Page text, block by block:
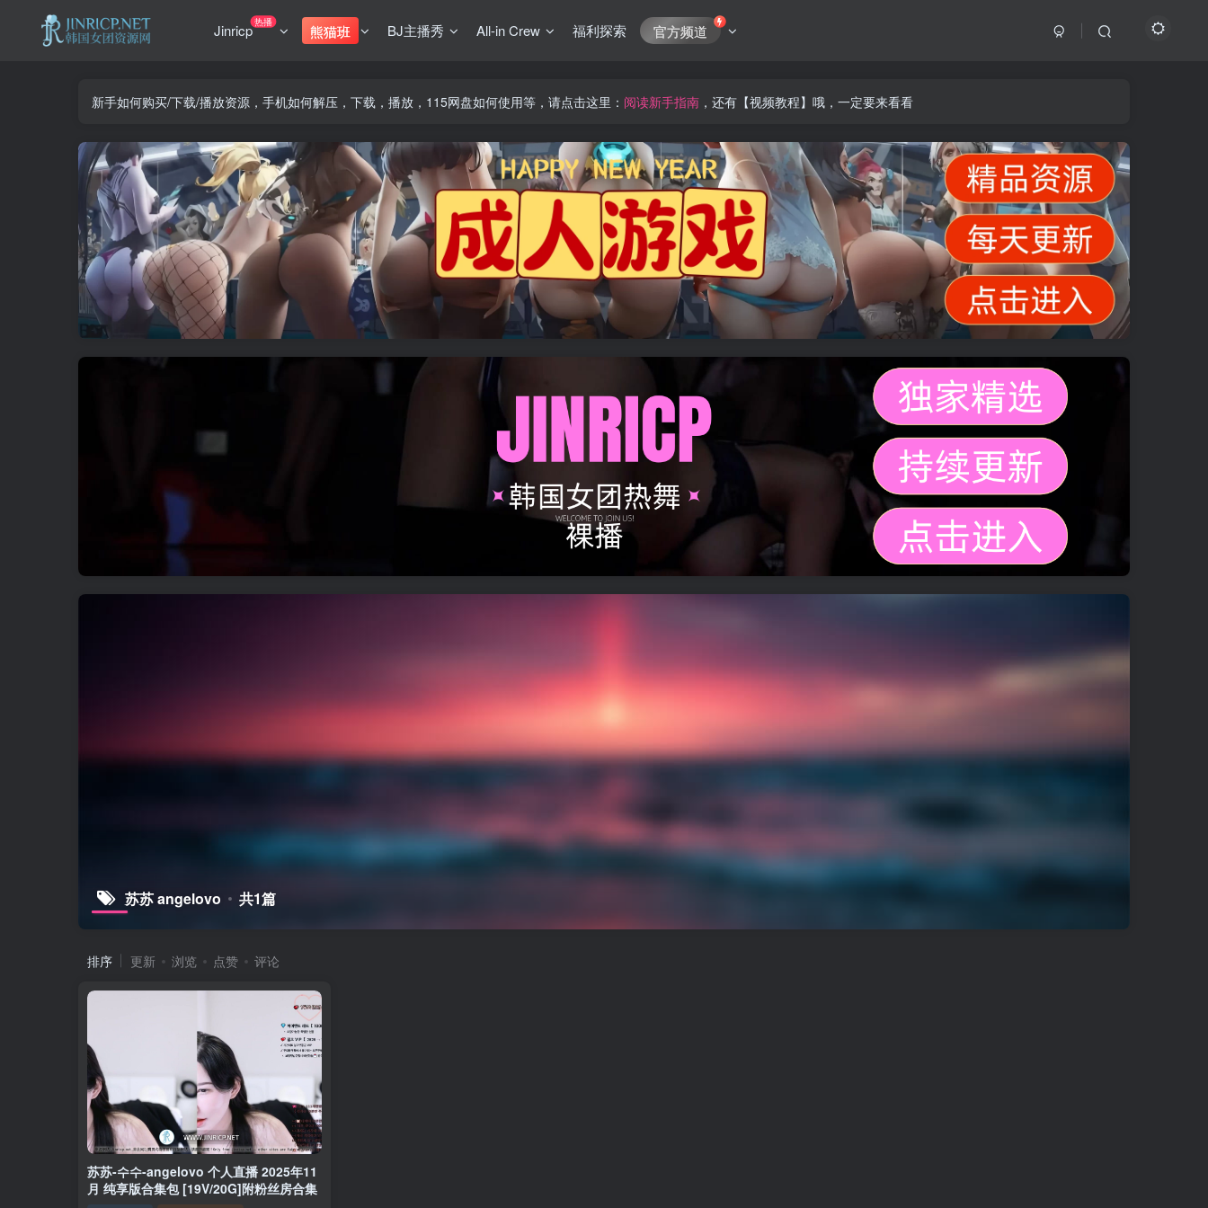
Jinricp热播
熊猫班 BJ主播秀 All-in Crew 福利探索 官方频道
新手如何购买/下载/播放资源，手机如何解压，下载，播放，115网盘如何使用等，请点击这里： 阅读新手指南 ，还有【视频教程】哦，一定要来看看
苏苏 angelovo 共1篇
排序 更新 浏览 点赞 评论
苏苏-수수-angelovo 个人直播 2025年11
月 纯享版合集包 [19V/20G]附粉丝房合集